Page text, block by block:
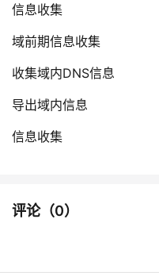
信息收集
域前期信息收集
收集域内DNS信息
导出域内信息
信息收集
评论（0）